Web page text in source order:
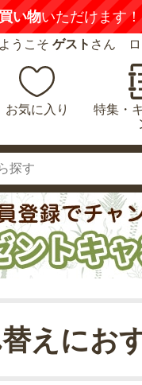
い物いただけます！
ようこそ ゲスト さん ロ
お気に入り
特集・
えにお